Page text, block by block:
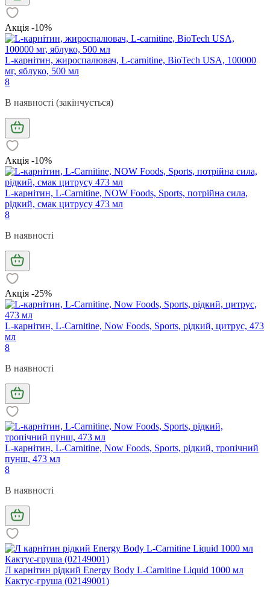
Акція -10%
L-карнітин, жироспалювач, L-carnitine, BioTech USA, 100000
мг, яблуко, 500 мл
8
В наявності (закінчується)
Акція -10%
L-карнітин, L-Carnitine, NOW Foods, Sports, потрійна сила,
рідкий, смак цитрусу 473 мл
8
В наявності
Акція -25%
L-карнітин, L-Carnitine, Now Foods, Sports, рідкий, цитрус, 473
мл
8
В наявності
L-карнітин, L-Carnitine, Now Foods, Sports, рідкий, тропічний
пунш, 473 мл
8
В наявності
Л карнітин рідкий Energy Body L-Carnitine Liquid 1000 мл
Кактус-груша (02149001)